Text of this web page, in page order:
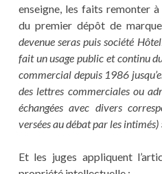
enseigne, les faits remonter
du premier dépôt de
devenue seras puis société
fait un usage public et continu
commercial depuis 1986
des lettres commerciales ou
échangées avec divers
versées au débat par les intimés)
Et les juges appliquent